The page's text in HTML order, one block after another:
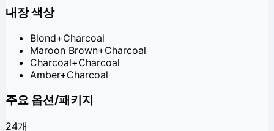
내장 색상
Blond+Charcoal
Maroon Brown+Charcoal
Charcoal+Charcoal
Amber+Charcoal
주요 옵션/패키지
24개